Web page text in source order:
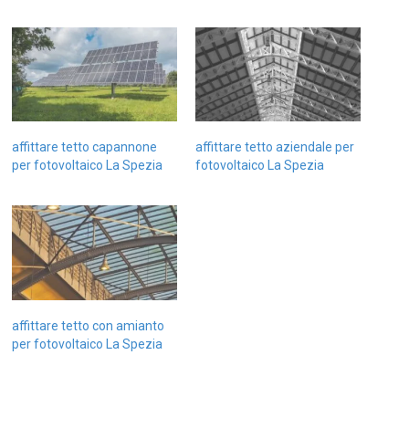
affittare tetto capannone
per fotovoltaico La Spezia
affittare tetto aziendale per
fotovoltaico La Spezia
affittare tetto con amianto
per fotovoltaico La Spezia